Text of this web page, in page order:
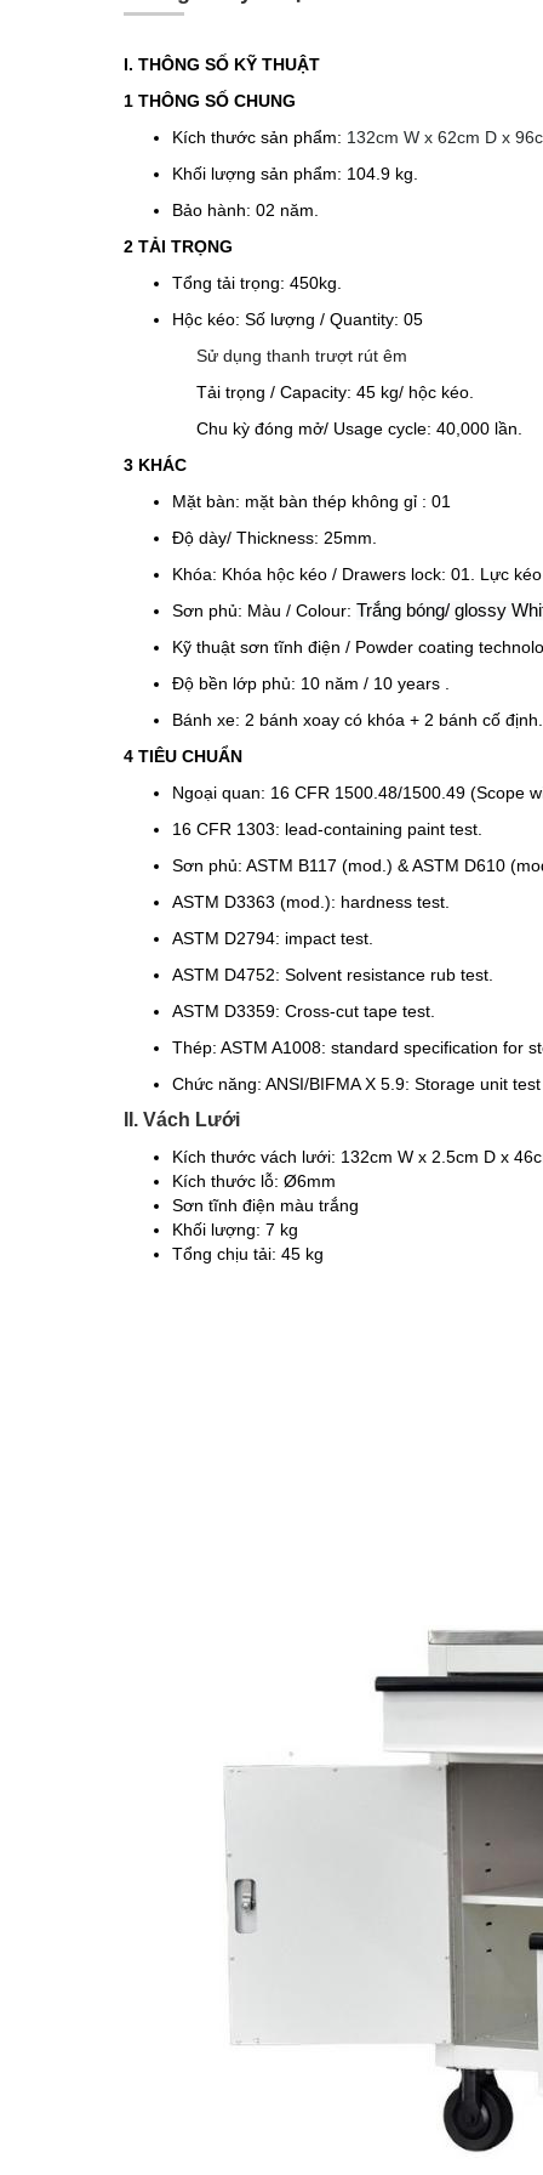
I. THÔNG SỐ KỸ THUẬT
1 THÔNG SỐ CHUNG
Kích thước sản phẩm: 132cm W x 62cm D x
Khối lượng sản phẩm: 104.9 kg.
Bảo hành: 02 năm.
2 TẢI TRỌNG
Tổng tải trọng: 450kg.
Hộc kéo: Số lượng / Quantity: 05
Sử dụng thanh trượt rút êm
Tải trọng / Capacity: 45 kg/ hộc kéo.
Chu kỳ đóng mở/ Usage cycle: 40,000 lần.
3 KHÁC
Mặt bàn: mặt bàn thép không gỉ : 01
Độ dày/ Thickness: 25mm.
Khóa: Khóa hộc kéo / Drawers lock: 01. Lực
Sơn phủ: Màu / Colour: Trắng bóng/ glossy
Kỹ thuật sơn tĩnh điện / Powder coating
Độ bền lớp phủ: 10 năm / 10 years .
Bánh xe: 2 bánh xoay có khóa + 2 bánh cố định.
4 TIÊU CHUẨN
Ngoại quan: 16 CFR 1500.48/1500.49 (Scope
16 CFR 1303: lead-containing paint test.
Sơn phủ: ASTM B117 (mod.) & ASTM D610
ASTM D3363 (mod.): hardness test.
ASTM D2794: impact test.
ASTM D4752: Solvent resistance rub test.
ASTM D3359: Cross-cut tape test.
Thép: ASTM A1008: standard specification for
Chức năng: ANSI/BIFMA X 5.9: Storage unit
II. Vách Lưới
Kích thước vách lưới: 132cm W x 2.5cm D x
Kích thước lỗ: Ø6mm
Sơn tĩnh điện màu trắng
Khối lượng: 7 kg
Tổng chịu tải: 45 kg